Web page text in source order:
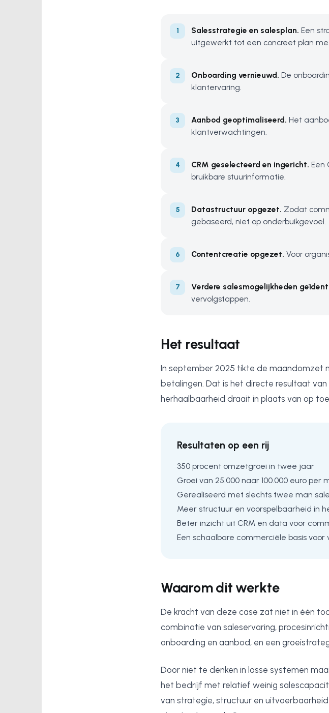
Salesstrategie en salesplan. Een
uitgewerkt tot een concreet plan
Onboarding vernieuwd. De
klantervaring.
Aanbod geoptimaliseerd. Het
klantverwachtingen.
CRM geselecteerd en ingericht. Een
bruikbare stuurinformatie.
Datastructuur opgezet. Zodat
gebaseerd, niet op onderbuikgevoel.
Contentcreatie opgezet. Voor
Verdere salesmogelijkheden
vervolgstappen.
Het resultaat
In september 2025 tikte de maandomzet
betalingen. Dat is het directe resultaat
herhaalbaarheid draait in plaats van op
Resultaten op een rij
350 procent omzetgroei in twee jaar
Groei van 25.000 naar 100.000 euro per
Gerealiseerd met slechts twee man
Meer structuur en voorspelbaarheid in
Beter inzicht uit CRM en data voor
Een schaalbare commerciële basis voor
Waarom dit werkte
De kracht van deze case zat niet in één
combinatie van saleservaring,
onboarding en aanbod, en een
Door niet te denken in losse systemen
het bedrijf met relatief weinig
van strategie, structuur en